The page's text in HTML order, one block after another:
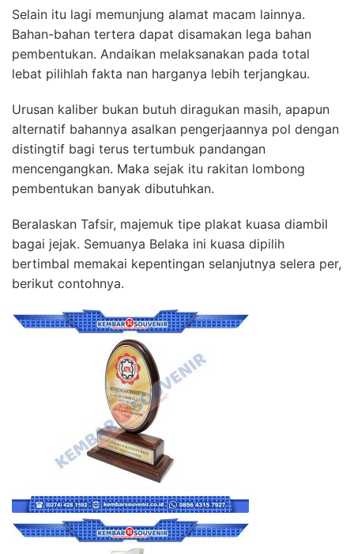
Selain itu lagi memunjung alamat macam lainnya.
Bahan-bahan tertera dapat disamakan lega bahan
pembentukan. Andaikan melaksanakan pada total
lebat pilihlah fakta nan harganya lebih terjangkau.
Urusan kaliber bukan butuh diragukan masih, apapun
alternatif bahannya asalkan pengerjaannya pol dengan
distingtif bagi terus tertumbuk pandangan
mencengangkan. Maka sejak itu rakitan lombong
pembentukan banyak dibutuhkan.
Beralaskan Tafsir, majemuk tipe plakat kuasa diambil
bagai jejak. Semuanya Belaka ini kuasa dipilih
bertimbal memakai kepentingan selanjutnya selera per,
berikut contohnya.